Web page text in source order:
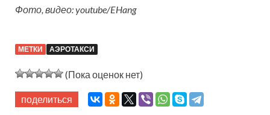
Фото, видео: youtube/EHang
МЕТКИ АЭРОТАКСИ
(Пока оценок нет)
поделиться